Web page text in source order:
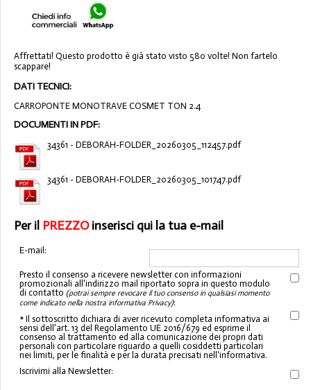
Affrettati! Questo prodotto è già stato visto 580 volte! Non fartelo
scappare!
DATI TECNICI:
CARROPONTE MONOTRAVE COSMET TON 2.4
DOCUMENTI IN PDF:
34361 - DEBORAH-FOLDER_20260305_112457.pdf
34361 - DEBORAH-FOLDER_20260305_101747.pdf
Per il PREZZOinserisci qui la tua e-mail
E-mail:
Presto il consenso a ricevere newsletter con informazioni
promozionali all'indirizzo mail riportato sopra in questo modulo
di contatto (potrai sempre revocare il tuo consenso in qualsiasi momento
come indicato nella nostra informativa Privacy):
* Il sottoscritto dichiara di aver ricevuto completa informativa ai
sensi dell'art. 13 del Regolamento UE 2016/679 ed esprime il
consenso al trattamento ed alla comunicazione dei propri dati
personali con particolare riguardo a quelli cosiddetti particolari
nei limiti, per le finalità e per la durata precisati nell'informativa.
Iscrivimi alla Newsletter: